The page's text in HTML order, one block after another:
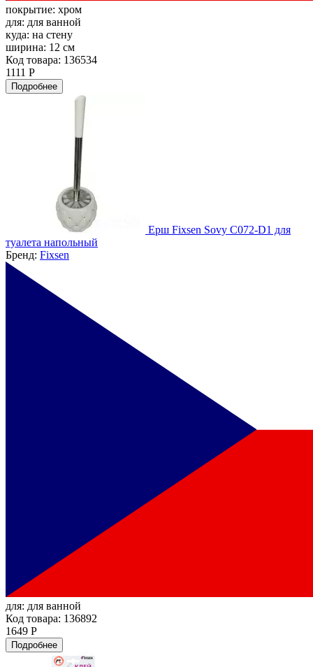
покрытие: хром
для: для ванной
куда: на стену
ширина: 12 см
Код товара: 136534
1111 Р
Подробнее
Ерш Fixsen Sovy C072-D1 для
туалета напольный
Бренд: Fixsen
для: для ванной
Код товара: 136892
1649 Р
Подробнее